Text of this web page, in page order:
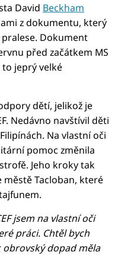
David Beckham
z dokumentu, který
Dokument
před začátkem MS
jeprý velké
dětí, jelikož je
Nedávno navštívil děti
Na vlastní oči
pomoc změnila
Jeho kroky tak
Tacloban, které
jsem na vlastní oči
práci. Chtěl bych
obrovský dopad měla